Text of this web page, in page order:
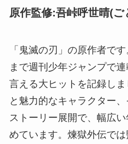
原作監修:吾峠呼世晴(
「鬼滅の刃」の原作者で
まで週刊少年ジャンプで
言える大ヒットを記録し
と魅力的なキャラクター
ストーリー展開で、幅広
めています。煉獄外伝で